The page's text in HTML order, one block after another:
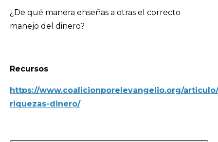
¿De qué manera enseñas a otras el correcto
manejo del dinero?
Recursos
https://www.coalicionporelevangelio.org/
riquezas-dinero/